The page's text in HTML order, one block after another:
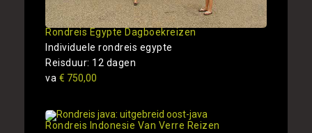
Rondreis Egypte Dagboekreizen
Individuele rondreis egypte
Reisduur: 12 dagen
va € 750,00
Rondreis Indonesie Van Verre Reizen